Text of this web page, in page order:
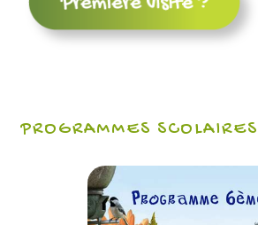
PROGRAMMES SCOLAIRES